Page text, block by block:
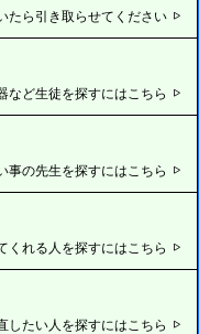
たら引き取らせてください
など生徒を探すにはこちら
事の先生を探すにはこちら
くれる人を探すにはこちら
したい人を探すにはこちら